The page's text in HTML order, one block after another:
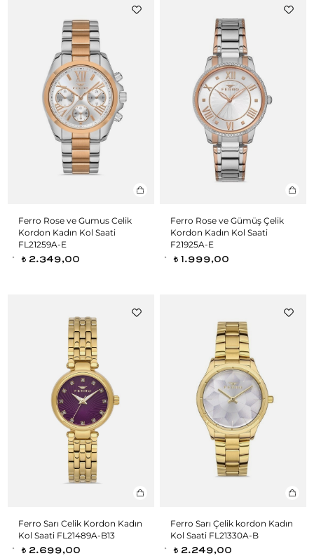
Ferro Rose ve Gumus Celik
Kordon Kadın Kol Saati
FL21259A-E
t 2.349,00
Ferro Rose ve Gümüş Çelik
Kordon Kadın Kol Saati
F21925A-E
t 1.999,00
Ferro Sarı Celik Kordon Kadın
Kol Saati FL21489A-B13
t 2.699,00
Ferro Sarı Çelik kordon Kadın
Kol Saati FL21330A-B
t 2.249,00